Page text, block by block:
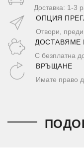
Доставка: 1-3
ОПЦИЯ
Отвори,
ДОСТАВЯМЕ
С безплатна
ВРЪЩАНЕ
Имате право